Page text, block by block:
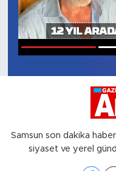
Samsun son dakika
siyaset ve yerel